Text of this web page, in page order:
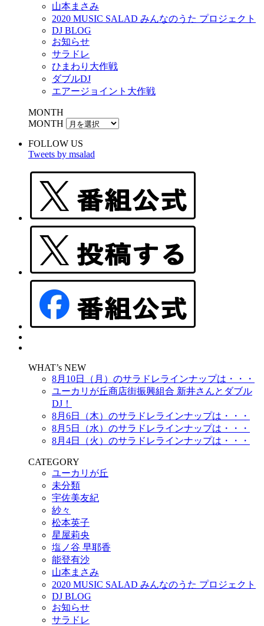
山本まさみ
2020 MUSIC SALAD みんなのうた プロジェクト
DJ BLOG
お知らせ
サラドレ
ひまわり大作戦
ダブルDJ
エアージョイント大作戦
MONTH
MONTH
FOLLOW US
Tweets by msalad
WHAT’s NEW
8月10日（月）のサラドレラインナップは・・・
ユーカリが丘商店街振興組合 新井さんとダブル
DJ！
8月6日（木）のサラドレラインナップは・・・
8月5日（水）のサラドレラインナップは・・・
8月4日（火）のサラドレラインナップは・・・
CATEGORY
ユーカリが丘
未分類
宇佐美友紀
紗々
松本英子
星屋莉央
塩ノ谷 早耶香
能登有沙
山本まさみ
2020 MUSIC SALAD みんなのうた プロジェクト
DJ BLOG
お知らせ
サラドレ